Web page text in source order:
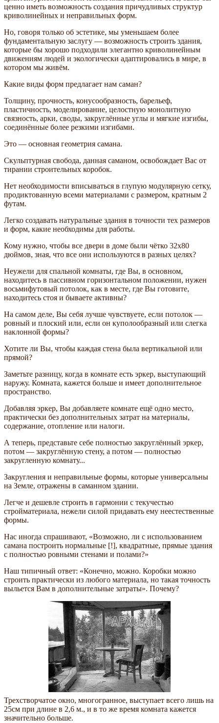
ценно иметь возможность создания причудливых структур
криволинейных и неправильных форм.
Но, говоря только об эстетике, мы уменьшаем более
фундаментальную заслугу — возможность строить здания,
которые бы хорошо подходили элегантно криволинейным
движениям людей и экологически адаптировались в мире, в
котором мы живём.
Какие виды форм предлагает нам саман?
Толщину, прочность, конусообразность, барельеф,
пластичность, моделирование, целостную монолитную
связность, арки, своды, закруглённые углы и мягкие изгибы,
соединённые более резкими изгибами.
Это — основная геометрия самана.
Скульптурная свобода, данная саманом, освобождает Вас от
тирании строительных коробок.
Нет необходимости вписываться в глупую модулярную сетку,
продиктованную всеми материалами с размером, кратным 2
футам.
Легко создавать натуральные здания в точности тех размеров
и форм, какие необходимы для работы.
Кому нужно, чтобы все двери в доме были чётко 32x80
дюймов, зная, что все они используются в разных целях?
Неужели для спальной комнаты, где Вы, в основном,
находитесь в пассивном горизонтальном положении, нужен
восьмифутовый потолок, как в месте, где Вы готовите,
находитесь стоя и бываете активны?
На самом деле, Вы себя лучше чувствуете, если потолок —
ровный и плоский или, если он куполообразный или слегка
наклонной формы?
Хотите ли Вы, чтобы каждая стена была вертикальной или
прямой?
Заметьте разницу, когда в комнате есть эркер, выступающий
наружу. Комната, кажется больше и имеет дополнительное
пространство.
Добавляя эркер, Вы добавляете комнате ещё одно место,
практически без дополнительных затрат на материалы,
содержание, отопление или налоги.
А теперь, представьте себе полностью закруглённый эркер,
потом — закруглённую стену, а потом — полностью
закругленную комнату...
Закругления и неправильные формы, которые универсальны
на Земле, отражены в саманном здании.
Легче и дешевле строить в гармонии с текучестью
стройматериала, нежели силой придавать ему неестественные
формы.
Нас иногда спрашивают, «Возможно, ли с использованием
самана построить нормальные [!], квадратные, прямые здания
с полностью ровными стенами и полами?»
Наш типичный ответ: «Конечно, можно. Коробки можно
строить практически из любого материала, но такая точность
выльется Вам в дополнительные затраты». Почему?
Трехстворчатое окно, многогранное, выступает всего лишь на
25см при длине в 2,6 м., и в то же время комната кажется
значительно больше.